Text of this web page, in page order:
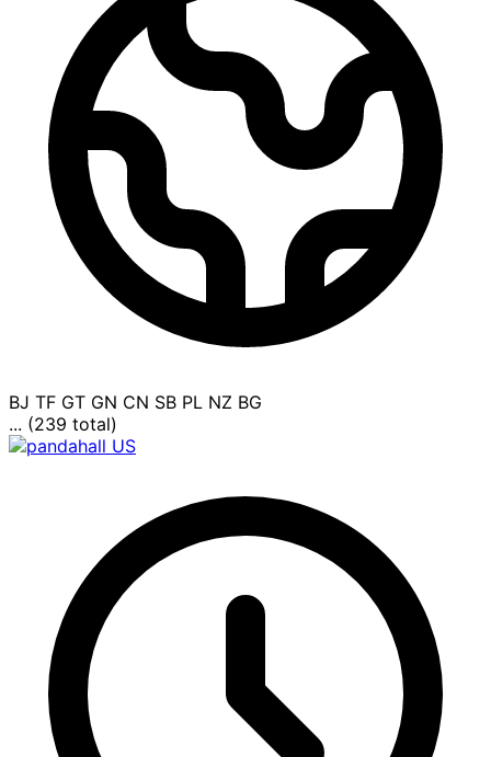
BJ TF GT GN CN SB PL NZ BG
... (239 total)